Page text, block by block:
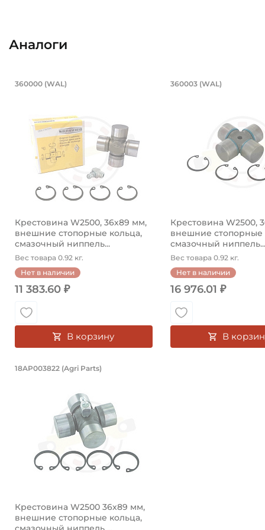
Аналоги
Крестовина W2500, 36х89 мм,
360000 (WAL)
Крестовина W2500, 36х89 мм,
внешние стопорные кольца,
смазочный ниппель...
Вес товара 0.92 кг.
Нет в наличии
11 383.60 ₽
В корзину
Крестовина
360003 (WAL)
Крестовина W2500,
внешние стопорные
смазочный ниппель...
Вес товара 0.92 кг.
Нет в наличии
16 976.01 ₽
В
Крестовина W2500 36х89 мм,
18AP003822 (Agri Parts)
Крестовина W2500 36х89 мм,
внешние стопорные кольца,